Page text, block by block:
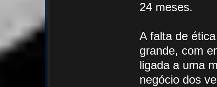
24 meses.
A falta de
grande, com
ligada a uma
negócio dos